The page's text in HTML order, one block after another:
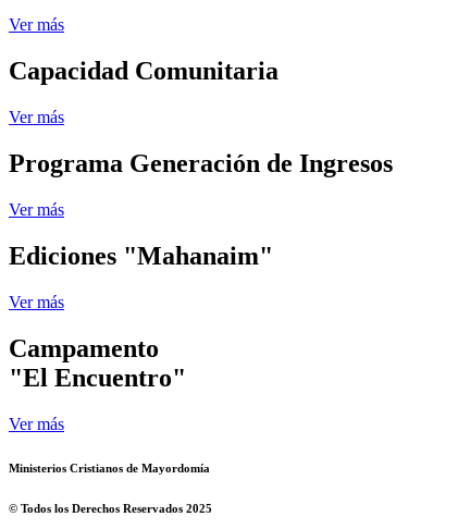
Ver más
Capacidad Comunitaria
Ver más
Programa Generación de Ingresos
Ver más
Ediciones "Mahanaim"
Ver más
Campamento
"El Encuentro"
Ver más
Ministerios Cristianos de Mayordomía
© Todos los Derechos Reservados 2025